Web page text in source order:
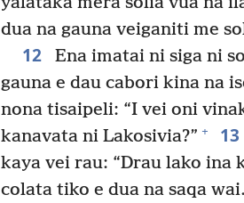
dua na gauna veiganiti me
12 Ena imatai ni siga ni
gauna e dau cabori kina na
nona tisaipeli: “I vei oni
kanavata ni Lakosivia?” + 13
kaya vei rau: “Drau lako ina
colata tiko e dua na saqa